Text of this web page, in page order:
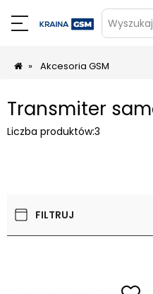
Wyszukaj
» Akcesoria GSM
Transmiter
Liczba produktów:3
FILTRUJ